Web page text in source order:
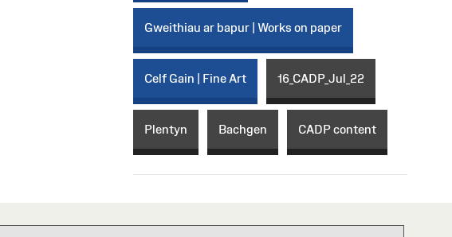
Gweithiau ar bapur | Works on paper
Celf Gain | Fine Art 16_CADP_Jul_22
Plentyn Bachgen CADP content